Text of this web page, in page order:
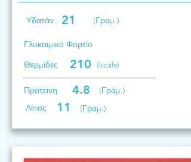
Υδατάν. 21 (Γραμ.)
Γλυκαιμικό Φορτίο
Θερμίδες
210 (kcals)
Προτεινη 4.8
(Γραμ.)
Λίπος
11 (Γραμ.)